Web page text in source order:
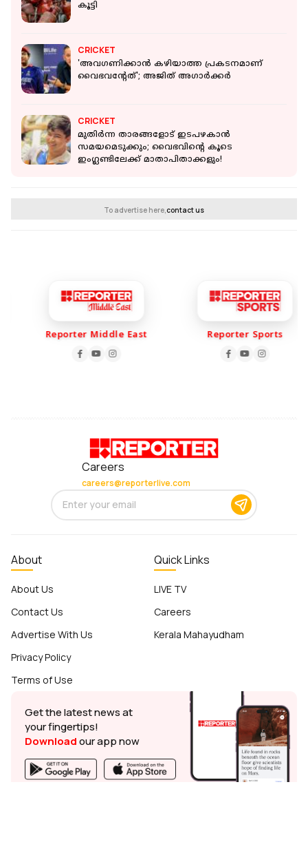
കൂട്ടി
CRICKET
'അവഗണിക്കാന്‍ കഴിയാത്ത പ്രകടനമാണ്
വൈഭവന്റേത്'; അജിത് അഗാര്‍ക്കര്‍
CRICKET
മുതിര്‍ന്ന താരങ്ങളോട് ഇടപഴകാന്‍
സമയമെടുക്കും; വൈഭവിന്റെ കൂടെ
ഇംഗ്ലണ്ടിലേക്ക് മാതാപിതാക്കളും!
To advertise here,contact us
Reporter Middle East Reporter Sports
Careers
careers@reporterlive.com
About
About Us
Contact Us
Advertise With Us
Privacy Policy
Terms of Use
Quick Links
LIVE TV
Careers
Kerala Mahayudham
Get the latest news at
your fingertips!
Downloadour app now